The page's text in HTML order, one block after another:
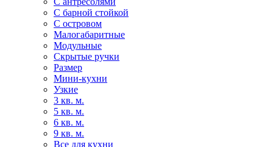
С барной стойкой
С островом
Малогабаритные
Модульные
Скрытые ручки
Размер
Мини-кухни
Узкие
3 кв. м.
5 кв. м.
6 кв. м.
9 кв. м.
Все для кухни